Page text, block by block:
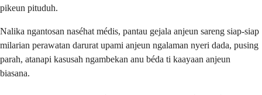
pikeun pituduh.
Nalika ngantosan naséhat médis, pantau gejala anjeun sareng siap-siap
milarian perawatan darurat upami anjeun ngalaman nyeri dada, pusing
parah, atanapi kasusah ngambekan anu béda ti kaayaan anjeun
biasana.